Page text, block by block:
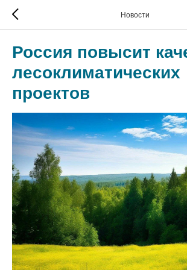
Новости
Россия повысит
лесоклиматических
проектов